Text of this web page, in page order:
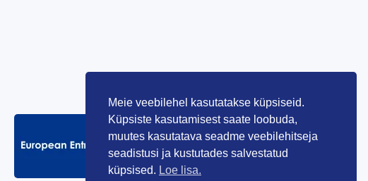
Meie veebilehel kasutatakse küpsiseid.
Küpsiste kasutamisest saate loobuda,
muutes kasutatava seadme veebilehitseja
seadistusi ja kustutades salvestatud
küpsised. Loe lisa.